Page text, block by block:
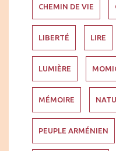
CHEMIN DE VIE
LIBERTÉ LIRE
LUMIÈRE
MÉMOIRE
PEUPLE ARMÉNIEN